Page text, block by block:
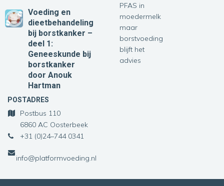
Voeding en
dieetbehandeling
bij borstkanker –
deel 1:
Geneeskunde bij
borstkanker
door Anouk
Hartman
PFAS in
moedermelk
maar
borstvoeding
blijft het
advies
POSTADRES
Postbus 110
6860 AC Oosterbeek
+31 (0)24–744 0341
info@platformvoeding.nl